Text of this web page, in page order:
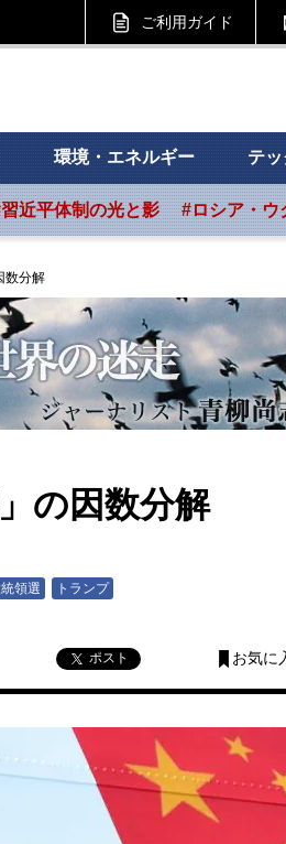
ご利用ガイド
イト
環境・エネルギー テッ
近平体制の光と影 #ロシア・ウ
数分解
の因数分解
領選 トランプ
ポスト お気に